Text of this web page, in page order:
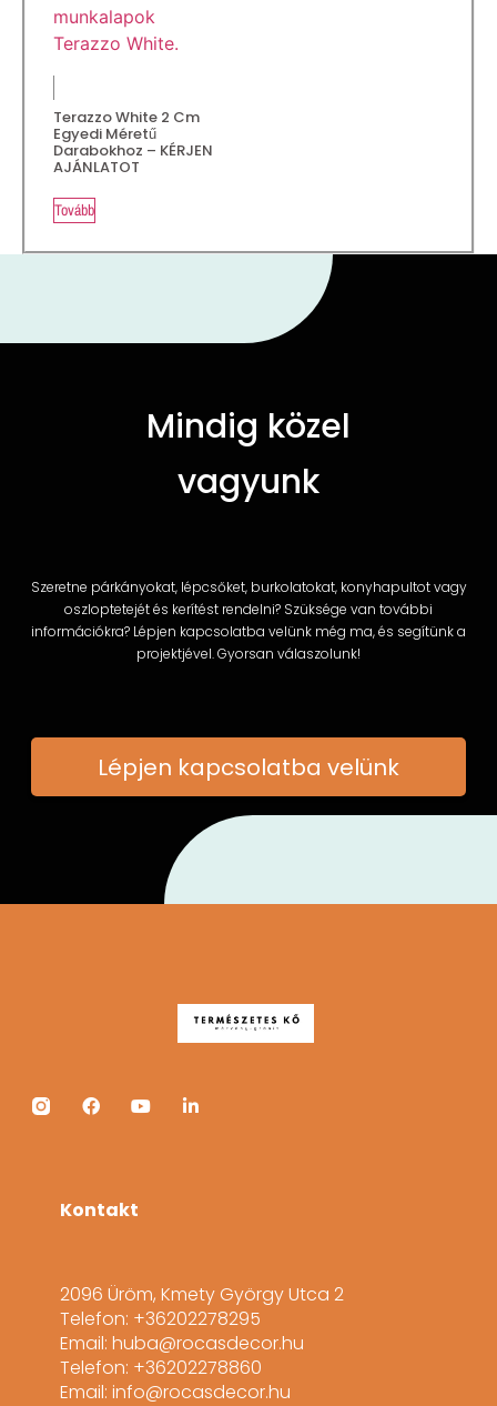
Terazzo White 2 Cm
Egyedi Méretű
Darabokhoz – KÉRJEN
AJÁNLATOT
Tovább
Mindig közel
vagyunk
Szeretne párkányokat, lépcsőket, burkolatokat, konyhapultot vagy
oszloptetejét és kerítést rendelni? Szüksége van további
információkra? Lépjen kapcsolatba velünk még ma, és segítünk a
projektjével. Gyorsan válaszolunk!
Lépjen kapcsolatba velünk
Kontakt
2096 Üröm, Kmety György Utca 2
Telefon: +36202278295
Email: huba@rocasdecor.hu
Telefon: +36202278860
Email: info@rocasdecor.hu